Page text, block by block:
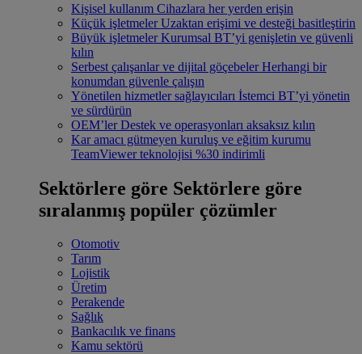
Kişisel kullanım Cihazlara her yerden erişin
Küçük işletmeler Uzaktan erişimi ve desteği basitleştirin
Büyük işletmeler Kurumsal BT’yi genişletin ve güvenli
kılın
Serbest çalışanlar ve dijital göçebeler Herhangi bir
konumdan güvenle çalışın
Yönetilen hizmetler sağlayıcıları İstemci BT’yi yönetin
ve sürdürün
OEM’ler Destek ve operasyonları aksaksız kılın
Kar amacı gütmeyen kuruluş ve eğitim kurumu
TeamViewer teknolojisi %30 indirimli
Sektörlere göre Sektörlere göre
sıralanmış popüler çözümler
Otomotiv
Tarım
Lojistik
Üretim
Perakende
Sağlık
Bankacılık ve finans
Kamu sektörü